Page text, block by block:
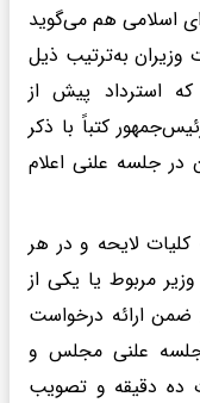
اسلامی هم می‌گوید
وزیران به‌ترتیب ذیل
«۱- درصورتی که استرداد پیش از
کتباً با ذکر
در جلسه علنی اعلام
لایحه و در هر
مربوط یا یکی از
ارائه درخواست
جلسه علنی مجلس و
دقیقه و تصویب